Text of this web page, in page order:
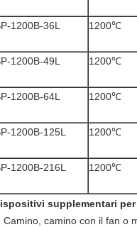
1200B-36L 1200℃
1200B-49L 1200℃
1200B-64L 1200℃
1200B-125L 1200℃
1200B-216L 1200℃
supplementari
Camino, camino con il fan o